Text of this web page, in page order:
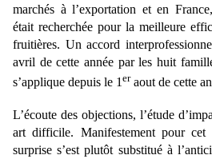
marchés à l’exportation et en
était recherchée pour la meilleure
fruitières. Un accord
avril de cette année par les huit
s’applique depuis le 1 er aout de cette
L’écoute des objections, l’étude
art difficile. Manifestement pour cet
surprise s’est plutôt substitué à